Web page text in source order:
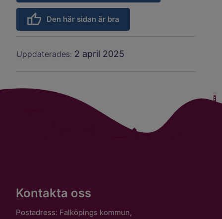
Den här sidan är bra
Uppdaterades: 2 april 2025
Kontakta oss
Postadress: Falköpings kommun,